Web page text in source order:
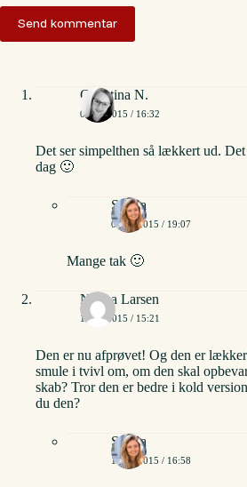
Send kommentar
Christina N.
08/02/2015 / 16:32
Det ser simpelthen så lækkert ud.
dag 🙂
Stinna
08/02/2015 / 19:07
Mange tak 🙂
Nanna Larsen
10/02/2015 / 15:21
Den er nu afprøvet! Og den er
smule i tvivl om, om den skal
skab? Tror den er bedre i kold
du den?
Stinna
10/02/2015 / 16:58